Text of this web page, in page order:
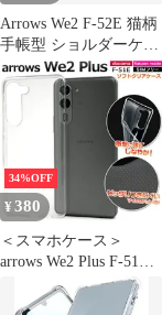
Arrows We2 F-52E 猫柄
手帳型 ショルダーケー
ス ピンク
34%OFF
¥380
＜スマホケース＞
arrows We2 Plus F-51E
用マイクロドット ソフ
トクリアケース